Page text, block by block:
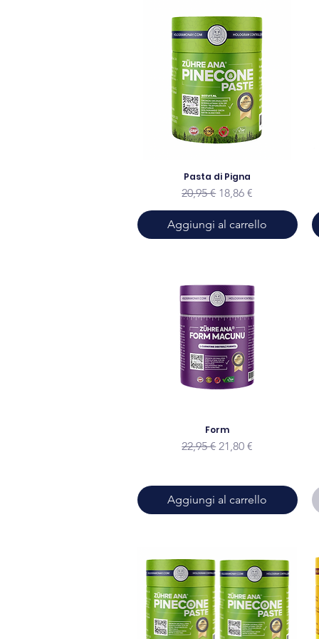
Pasta di Pigna
Prezzo regolare
20,95 € Prezzo scontato
18,86 €
Aggiungi al carrello
Form
Prezzo regolare
22,95 € Prezzo scontato
21,80 €
Aggiungi al carrello